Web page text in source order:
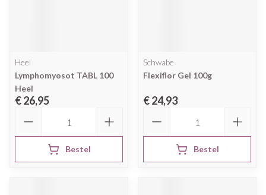
Heel
Lymphomyosot TABL 100
Heel
€ 26,95
Bestel
Schwabe
Flexiflor Gel 100g
€ 24,93
Bestel